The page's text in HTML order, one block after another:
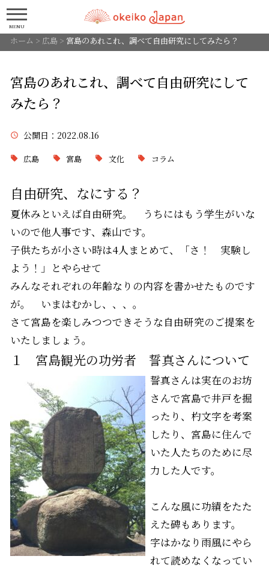
MENU
ホーム > 広島> 宮島のあれこれ、調べて自由研究にしてみたら？
宮島のあれこれ、調べて自由研究にして
みたら？
公開日 ：2022.08.16
広島 宮島 文化 コラム
自由研究、なにする？
夏休みといえば自由研究。 うちにはもう学生がいな
いので他人事です、森山です。
子供たちが小さい時は4人まとめて、「さ！ 実験し
よう！」とやらせて
みんなそれぞれの年齢なりの内容を書かせたものです
が。 いまはむかし、、、。
さて宮島を楽しみつつできそうな自由研究のご提案を
いたしましょう。
１ 宮島観光の功労者 誓真さんについて
誓真さんは実在のお坊
さんで宮島で井戸を掘
ったり、杓文字を考案
したり、宮島に住んで
いた人たちのために尽
力した人です。
こんな風に功績をたた
えた碑もあります。
字はかなり雨風にやら
れて読めなくなってい